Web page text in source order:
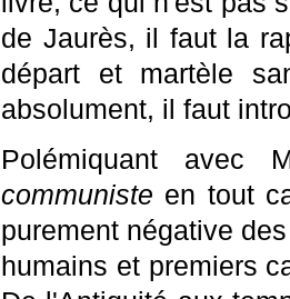
de Jaurès, il faut la
départ et martèle
absolument, il faut
Polémiquant
communiste en tout
purement négative
humains et premiers